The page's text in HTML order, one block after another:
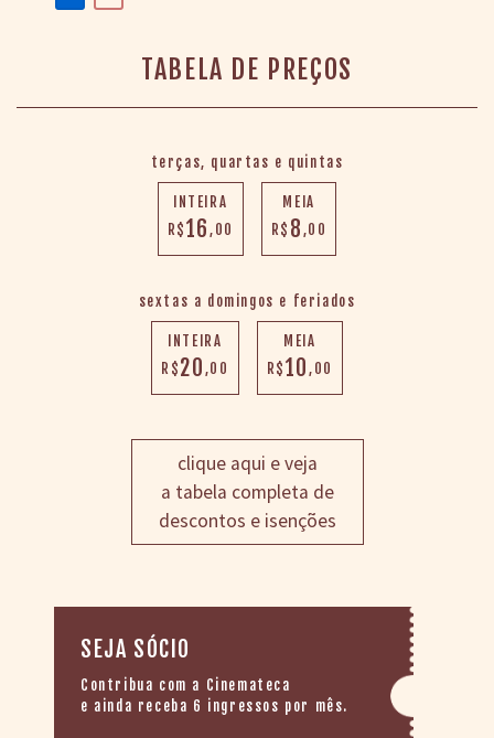
TABELA DE PREÇOS
terças, quartas e quintas
INTEIRA
R$16,00
MEIA
R$ 8,00
sextas a domingos e feriados
INTEIRA
R$20,00
MEIA
R$10,00
clique aqui e veja
a tabela completa de
descontos e isenções
SEJA SÓCIO
Contribua com a Cinemateca
e ainda receba 6 ingressos por mês.